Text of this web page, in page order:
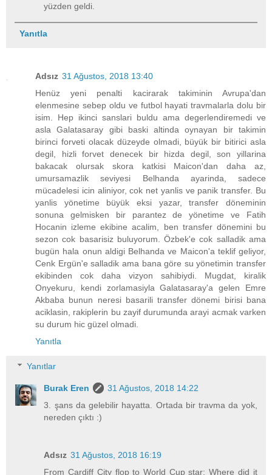
yüzden geldi.
Yanıtla
Adsız 31 Ağustos, 2018 13:40
Henüz yeni penalti kacirarak takiminin Avrupa'dan
elenmesine sebep oldu ve futbol hayati travmalarla dolu bir
isim. Hep ikinci sanslari buldu ama degerlendiremedi ve
asla Galatasaray gibi baski altinda oynayan bir takimin
birinci forveti olacak düzeyde olmadi, büyük bir bitirici asla
degil, hizli forvet denecek bir hizda degil, son yillarina
bakacak olursak skora katkisi Maicon'dan daha az,
umursamazlik seviyesi Belhanda ayarinda, sadece
mücadelesi icin aliniyor, cok net yanlis ve panik transfer. Bu
yanlis yönetime büyük eksi yazar, transfer döneminin
sonuna gelmisken bir parantez de yönetime ve Fatih
Hocanin izleme ekibine acalim, ben transfer dönemini bu
sezon cok basarisiz buluyorum. Özbek'e cok salladik ama
bugün hala onun aldigi Belhanda ve Maicon'a teklif geliyor,
Cenk Ergün'e salladik ama bana göre su yönetimin transfer
ekibinden cok daha vizyon sahibiydi. Mugdat, kiralik
Onyekuru, kendi zorlamasiyla Galatasaray'a gelen Emre
Akbaba bunun neresi basarili transfer dönemi birisi bana
aciklasin, rakiplerin bu zayif durumunda arayi acmak varken
su durum hic güzel olmadi.
Yanıtla
Yanıtlar
Burak Eren
31 Ağustos, 2018 14:22
3. şans da gelebilir hayatta. Ortada bir travma da yok,
nereden çıktı :)
Adsız 31 Ağustos, 2018 16:19
From Cardiff City flop to World Cup star: Where did it